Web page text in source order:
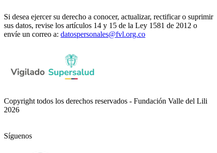
Si desea ejercer su derecho a conocer, actualizar, rectificar o suprimir
sus datos, revise los artículos 14 y 15 de la Ley 1581 de 2012 o
envíe un correo a: datospersonales@fvl.org.co
Copyright todos los derechos reservados - Fundación Valle del Lili
2026
Síguenos